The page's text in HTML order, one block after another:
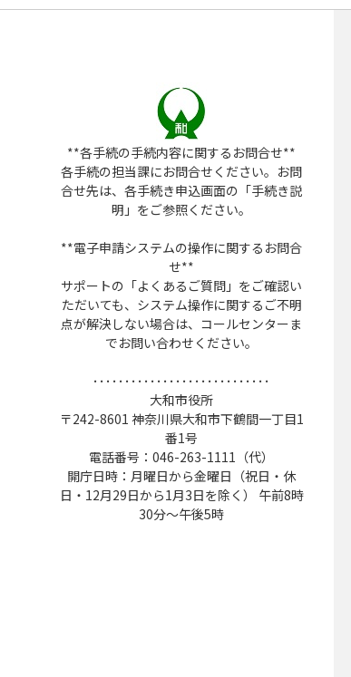
**各手続の手続内容に関するお問合せ**
各手続の担当課にお問合せください。お問
合せ先は、各手続き申込画面の「手続き説
明」をご参照ください。
**電子申請システムの操作に関するお問合
せ**
サポートの「よくあるご質問」をご確認い
ただいても、システム操作に関するご不明
点が解決しない場合は、コールセンターま
でお問い合わせください。
････････････････････････････
大和市役所
〒242-8601 神奈川県大和市下鶴間一丁目1
番1号
電話番号：046-263-1111（代）
開庁日時：月曜日から金曜日（祝日・休
日・12月29日から1月3日を除く） 午前8時
30分～午後5時